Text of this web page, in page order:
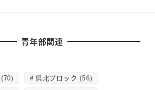
青年部関連
県北ブロック (56)